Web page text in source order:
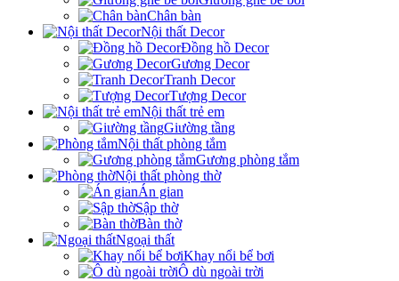
Chân bàn
Nội thất Decor
Đồng hồ Decor
Gương Decor
Tranh Decor
Tượng Decor
Nội thất trẻ em
Giường tầng
Nội thất phòng tắm
Gương phòng tắm
Nội thất phòng thờ
Án gian
Sập thờ
Bàn thờ
Ngoại thất
Khay nổi bể bơi
Ô dù ngoài trời